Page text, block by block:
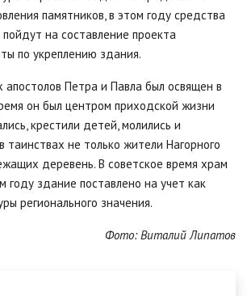
памятников, в этом году средства
на составление проекта
по укреплению здания.
апостолов Петра и Павла был освящен в
он был центром приходской жизни
крестили детей, молились и
таинствах не только жители Нагорного
деревень. В советское время храм
году здание поставлено на учет как
регионального значения.
Фото: Виталий Липатов